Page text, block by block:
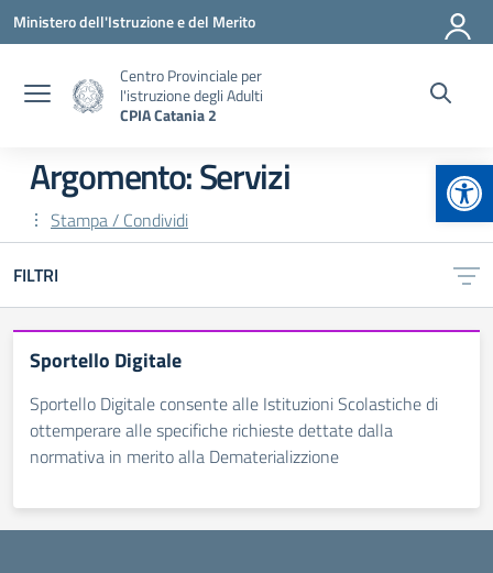
Vai ai contenuti
Vai al menu di navigazione
Vai al footer
Ministero dell'Istruzione e del Merito
Centro Provinciale per
l'istruzione degli Adulti
CPIA Catania 2
Argomento: Servizi
Stampa / Condividi
FILTRI
Sportello Digitale
Sportello Digitale consente alle Istituzioni Scolastiche di
ottemperare alle specifiche richieste dettate dalla
normativa in merito alla Dematerializzione